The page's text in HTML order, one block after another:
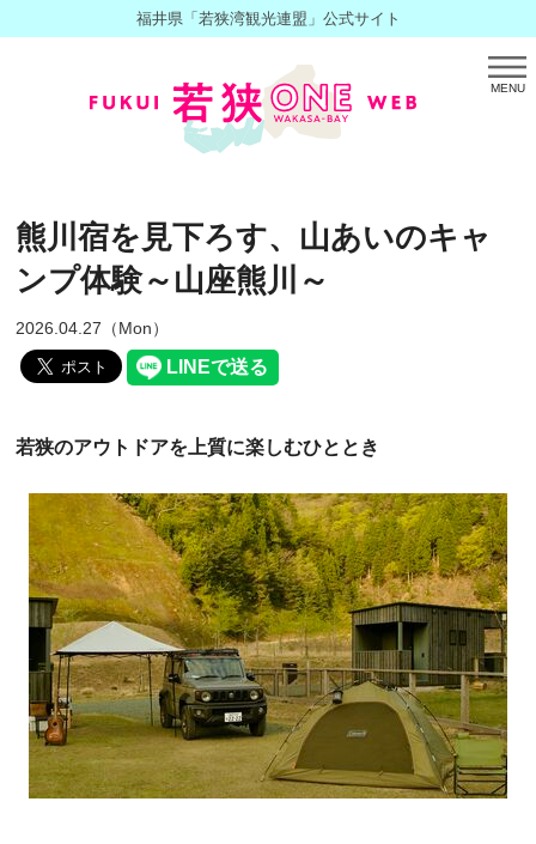
福井県「若狭湾観光連盟」公式サイト
MENU
熊川宿を見下ろす、山あいのキャ
ンプ体験～山座熊川～
2026.04.27（Mon）
若狭のアウトドアを上質に楽しむひととき